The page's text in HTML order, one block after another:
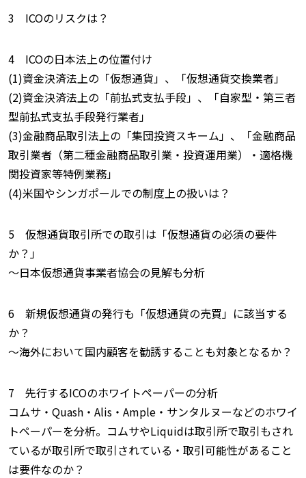
3 ICOのリスクは？
4 ICOの日本法上の位置付け
(1)資金決済法上の「仮想通貨」、「仮想通貨交換業者」
(2)資金決済法上の「前払式支払手段」、「自家型・第三者
型前払式支払手段発行業者」
(3)金融商品取引法上の「集団投資スキーム」、「金融商品
取引業者（第二種金融商品取引業・投資運用業）・適格機
関投資家等特例業務」
(4)米国やシンガポールでの制度上の扱いは？
5 仮想通貨取引所での取引は「仮想通貨の必須の要件
か？」
〜日本仮想通貨事業者協会の見解も分析
6 新規仮想通貨の発行も「仮想通貨の売買」に該当する
か？
〜海外において国内顧客を勧誘することも対象となるか？
7 先行するICOのホワイトペーパーの分析
コムサ・Quash・Alis・Ample・サンタルヌーなどのホワイ
トペーパーを分析。コムサやLiquidは取引所で取引もされ
ているが取引所で取引されている・取引可能性があること
は要件なのか？